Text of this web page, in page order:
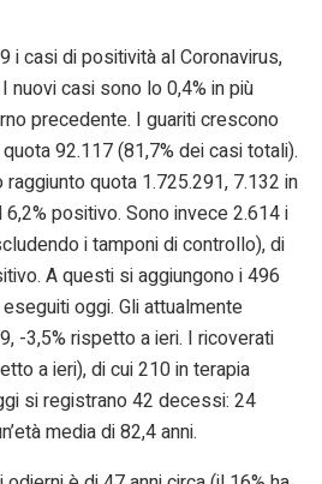
i casi di positività al Coronavirus,
nuovi casi sono lo 0,4% in più
precedente. I guariti crescono
92.117 (81,7% dei casi totali).
quota 1.725.291, 7.132 in
positivo. Sono invece 2.614 i
i tamponi di controllo), di
A questi si aggiungono i 496
oggi. Gli attualmente
-3,5% rispetto a ieri. I ricoverati
a ieri), di cui 210 in terapia
si registrano 42 decessi: 24
media di 82,4 anni.